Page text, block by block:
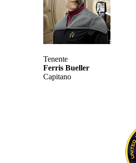
Tenente
Ferris Bueller
Capitano